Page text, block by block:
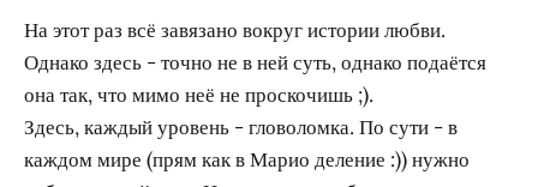
На этот раз всё завязано вокруг истории любви.
Однако здесь - точно не в ней суть, однако подаётся
она так, что мимо неё не проскочишь ;).
Здесь, каждый уровень - гловоломка. По сути - в
каждом мире (прям как в Марио деление :)) нужно